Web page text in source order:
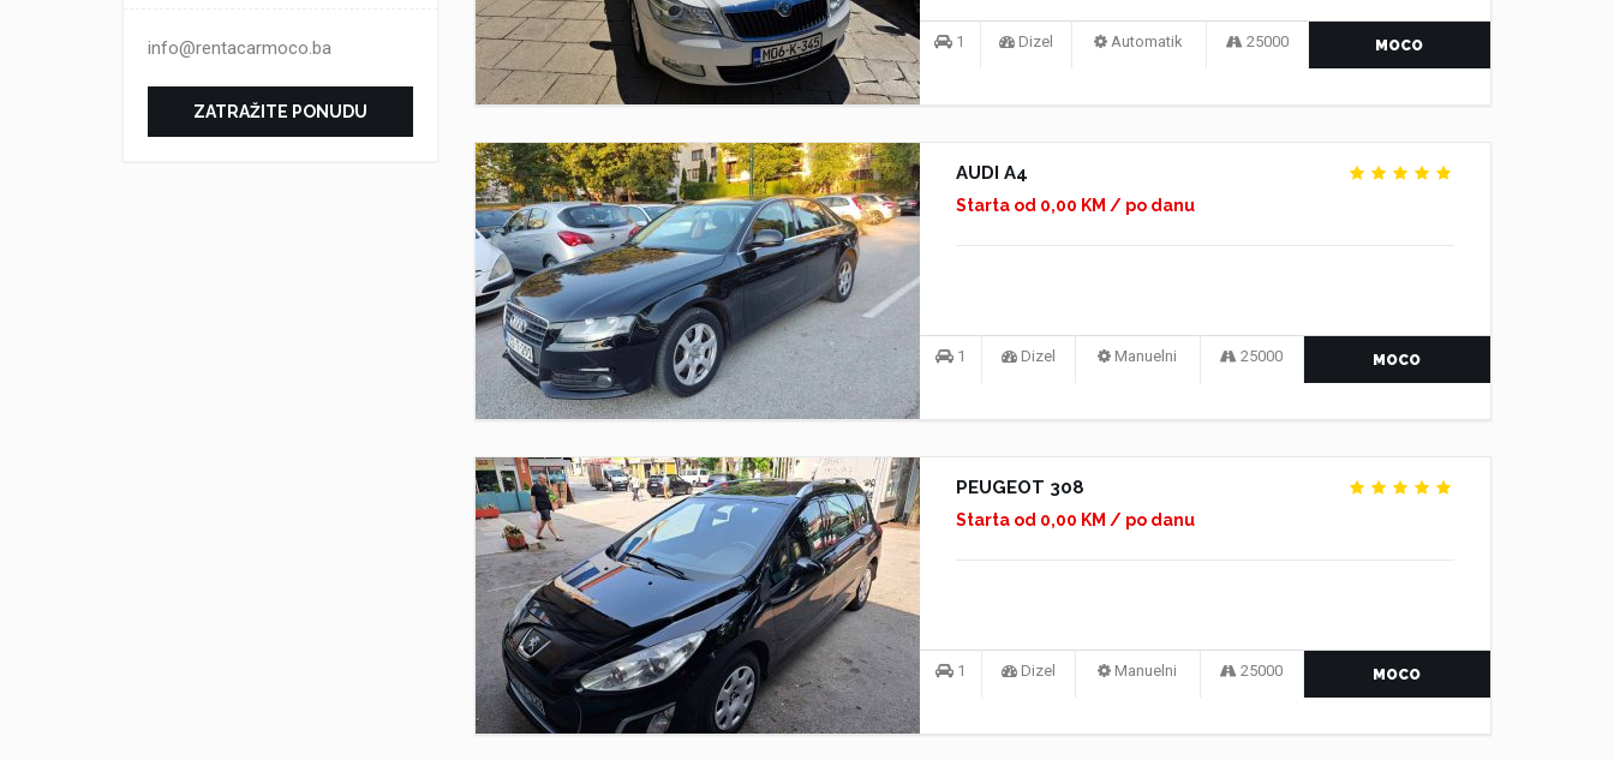
info@rentacarmoco.ba
ZATRAŽITE PONUDU
1 Dizel Automatik 25000 MOCO
AUDI A4
Starta od 0,00 KM / po danu
1 Dizel Manuelni 25000 MOCO
PEUGEOT 308
Starta od 0,00 KM / po danu
1 Dizel Manuelni 25000 MOCO